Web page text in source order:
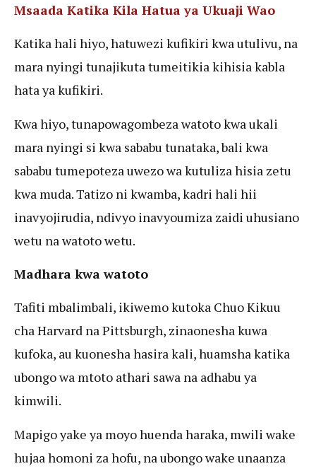
Msaada Katika Kila Hatua ya Ukuaji Wao
Katika hali hiyo, hatuwezi kufikiri kwa utulivu, na
mara nyingi tunajikuta tumeitikia kihisia kabla
hata ya kufikiri.
Kwa hiyo, tunapowagombeza watoto kwa ukali
mara nyingi si kwa sababu tunataka, bali kwa
sababu tumepoteza uwezo wa kutuliza hisia zetu
kwa muda. Tatizo ni kwamba, kadri hali hii
inavyojirudia, ndivyo inavyoumiza zaidi uhusiano
wetu na watoto wetu.
Madhara kwa watoto
Tafiti mbalimbali, ikiwemo kutoka Chuo Kikuu
cha Harvard na Pittsburgh, zinaonesha kuwa
kufoka, au kuonesha hasira kali, huamsha katika
ubongo wa mtoto athari sawa na adhabu ya
kimwili.
Mapigo yake ya moyo huenda haraka, mwili wake
hujaa homoni za hofu, na ubongo wake unaanza